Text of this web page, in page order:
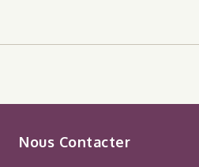
Nous Contacter